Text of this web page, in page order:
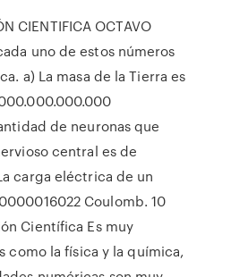
CIENTIFICA OCTAVO
uno de estos números
a) La masa de la Tierra es
de neuronas que
central es de
carga eléctrica de un
Coulomb. 10
Científica Es muy
como la física y la química,